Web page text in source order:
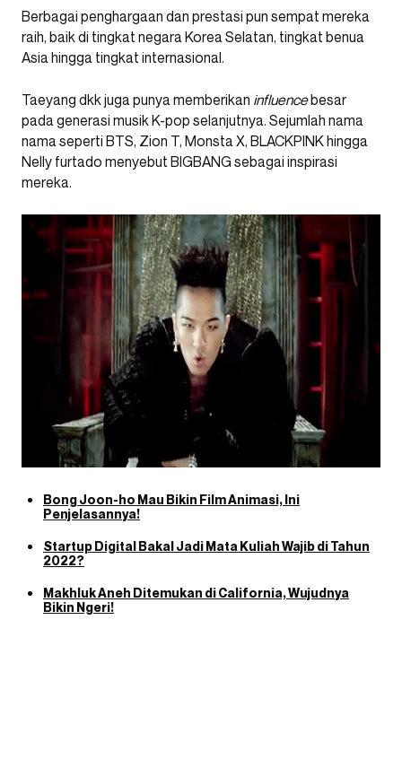
Berbagai penghargaan dan prestasi pun sempat mereka
raih, baik di tingkat negara Korea Selatan, tingkat benua
Asia hingga tingkat internasional.
Taeyang dkk juga punya memberikan influencebesar
pada generasi musik K-pop selanjutnya. Sejumlah nama
nama seperti BTS, Zion T, Monsta X, BLACKPINK hingga
Nelly furtado menyebut BIGBANG sebagai inspirasi
mereka.
Bong Joon-ho Mau Bikin Film Animasi, Ini
Penjelasannya!
Startup Digital Bakal Jadi Mata Kuliah Wajib di Tahun
2022?
Makhluk Aneh Ditemukan di California, Wujudnya
Bikin Ngeri!